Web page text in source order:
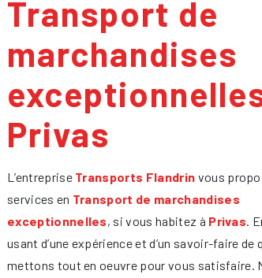
Transport de
marchandises
Privas
L’entreprise Transports Flandrin vous
services en Transport de marchandises
exceptionnelles, si vous habitez à Privas .
usant d’une expérience et d’un savoir-faire de
mettons tout en oeuvre pour vous satisfaire.